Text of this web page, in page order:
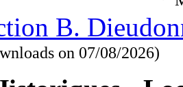
B.
on 07/08/2026)